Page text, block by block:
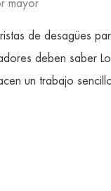
mayor
de desagües
deben saber
un trabajo